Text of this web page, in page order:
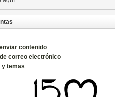
contenido
correo electrónico
y temas